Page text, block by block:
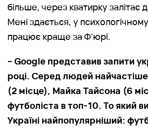
більше, через кватирку залітає
Мені здається, у
працює краще за Ф'юрі.
– Google представив запити
році. Серед людей найчастіше
(2 місце), Майка Тайсона (6
футболіста в топ-10. То який
Україні найпопулярніший: